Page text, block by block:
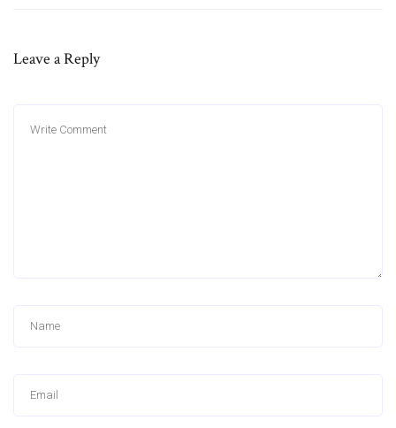
Leave a Reply